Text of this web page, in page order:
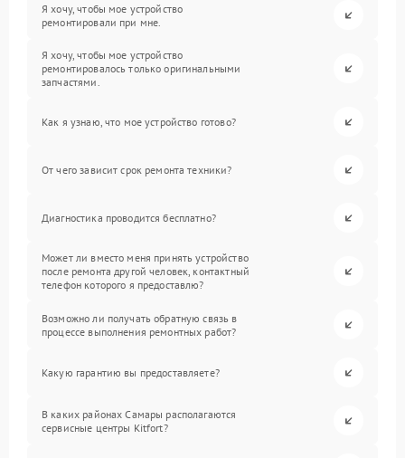
Я хочу, чтобы мое устройство
ремонтировали при мне.
Я хочу, чтобы мое устройство
ремонтировалось только оригинальными
запчастями.
Как я узнаю, что мое устройство готово?
От чего зависит срок ремонта техники?
Диагностика проводится бесплатно?
Может ли вместо меня принять устройство
после ремонта другой человек, контактный
телефон которого я предоставлю?
Возможно ли получать обратную связь в
процессе выполнения ремонтных работ?
Какую гарантию вы предоставляете?
В каких районах Самары располагаются
сервисные центры Kitfort?